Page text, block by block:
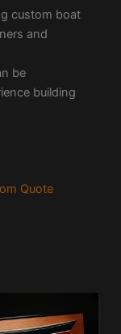
custom boat
and
be
building
Quote